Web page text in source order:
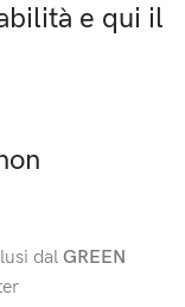
e qui il
dal GREEN